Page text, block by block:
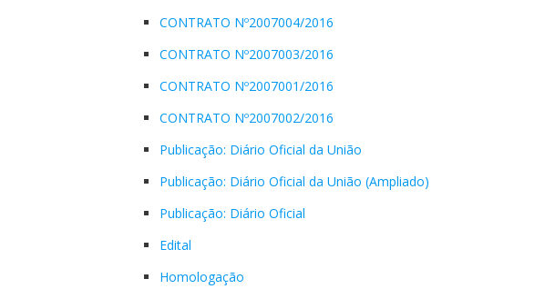
CONTRATO Nº2007004/2016
CONTRATO Nº2007003/2016
CONTRATO Nº2007001/2016
CONTRATO Nº2007002/2016
Publicação: Diário Oficial da União
Publicação: Diário Oficial da União (Ampliado)
Publicação: Diário Oficial
Edital
Homologação